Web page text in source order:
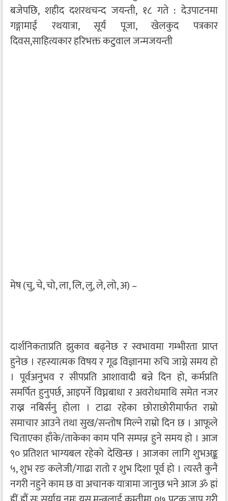
बजेपछि, शहीद दशरथचन्द जयन्ती, १८ गते : देउपाटनमा
गङ्गामाई रथयात्रा, सूर्य पूजा, खेलकुद पत्रकार
दिवस,साहित्यकार हरिभक्त कटुवाल जन्मजयन्ती
मेष (चु, चे, चो, ला, लि, लु, ले, लो, अ) –
दार्शनिकताप्रति झुकाव बढ्नेछ र स्वभावमा गम्भीरता प्राप्त
हुनेछ । रहस्यात्मक विषय र गूढ विज्ञानमा रुचि जाग्ने समय हो
। पूर्वअनुभव र सीपप्रति आशावादी बन्ने दिन हो, कर्मप्रति
समर्पित हुनुपर्छ, आइपर्ने विघ्नबाधा र अवरोधमाथि समेत नजर
राख्न नबिर्सनु होला । टाढा रहेका छोराछोरीमार्फत राम्रो
समाचार आउने तथा सुख/सन्तोष मिल्ने राम्रो दिन छ । आफूले
चिताएका हाँके/ताकेका काम पनि सम्पन्न हुने समय हो । आज
९० प्रतिशत भाग्यबल रहेको देखिन्छ । आजका लागि शुभअङ्क
५, शुभ रङ कलेजी/गाढा रातो र शुभ दिशा पूर्व हो । त्यस्तै कुनै
नगरी नहुने काम छ वा अचानक यात्रामा जानुछ भने आज ॐ ह्रां